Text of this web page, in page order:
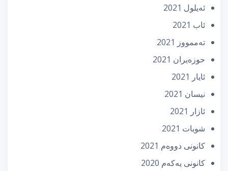
ئه‌یلول 2021
ئاب 2021
تەممووز 2021
حوزه‌یران 2021
ئایار 2021
نیسان 2021
ئازار 2021
شوبات 2021
كانونی دووه‌م 2021
كانونی یه‌كه‌م 2020